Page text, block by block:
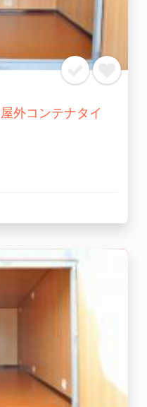
外コンテナタイ